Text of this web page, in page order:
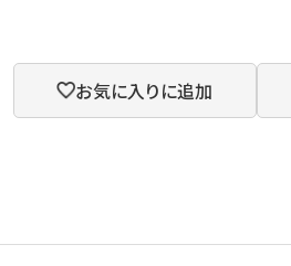
お気に入りに追加